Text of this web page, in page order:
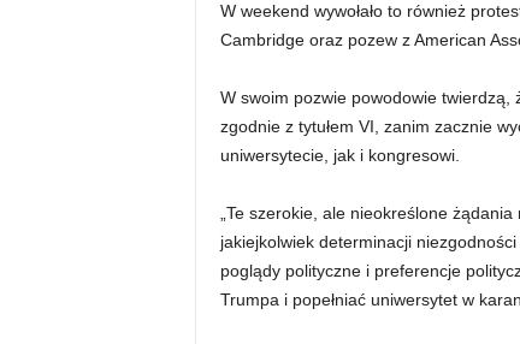
W weekend wywołało to również
Cambridge oraz pozew z American
W swoim pozwie powodowie twierdzą,
zgodnie z tytułem VI, zanim zacznie
uniwersytecie, jak i kongresowi.
„Te szerokie, ale nieokreślone
jakiejkolwiek determinacji
poglądy polityczne i preferencje
Trumpa i popełniać uniwersytet w